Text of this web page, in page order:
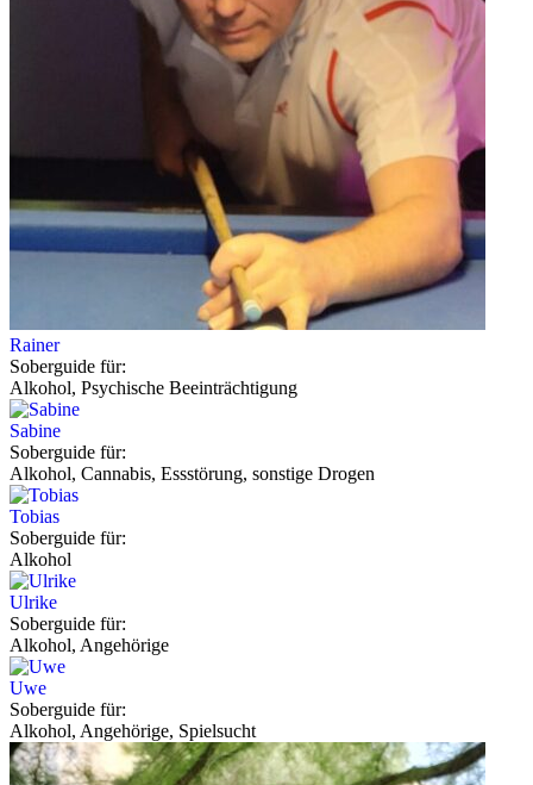
Rainer
Soberguide für:
Alkohol, Psychische Beeinträchtigung
Sabine
Soberguide für:
Alkohol, Cannabis, Essstörung, sonstige Drogen
Tobias
Soberguide für:
Alkohol
Ulrike
Soberguide für:
Alkohol, Angehörige
Uwe
Soberguide für:
Alkohol, Angehörige, Spielsucht